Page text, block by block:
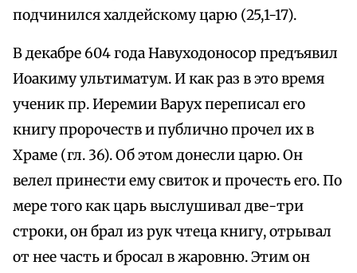
подчинился халдейскому царю (25,1-17).
В декабре 604 года Навуходоносор предъявил
Иоакиму ультиматум. И как раз в это время
ученик пр. Иеремии Варух переписал его
книгу пророчеств и публично прочел их в
Храме (гл. 36). Об этом донесли царю. Он
велел принести ему свиток и прочесть его. По
мере того как царь выслушивал две-три
строки, он брал из рук чтеца книгу, отрывал
от нее часть и бросал в жаровню. Этим он